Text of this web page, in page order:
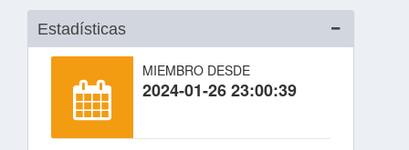
Estadísticas
MIEMBRO DESDE
2024-01-26 23:00:39